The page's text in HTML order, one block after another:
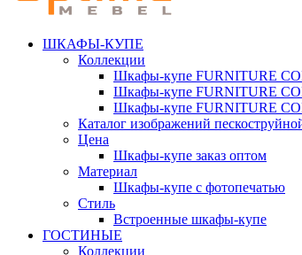
ШКАФЫ-КУПЕ
Коллекции
Шкафы-купе FURNITURE
Шкафы-купе FURNITURE
Шкафы-купе FURNITURE
Каталог изображений
Цена
Шкафы-купе заказ оптом
Материал
Шкафы-купе с фотопечатью
Стиль
Встроенные шкафы-купе
ГОСТИНЫЕ
Коллекции